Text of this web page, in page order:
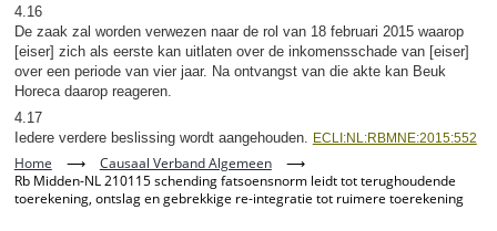
4.16
De zaak zal worden verwezen naar de rol van 18 februari 2015 waarop
[eiser] zich als eerste kan uitlaten over de inkomensschade van [eiser]
over een periode van vier jaar. Na ontvangst van die akte kan Beuk
Horeca daarop reageren.
4.17
Iedere verdere beslissing wordt aangehouden.
ECLI:NL:RBMNE:2015:552
Home ⟶ Causaal Verband Algemeen
⟶
Rb Midden-NL 210115 schending fatsoensnorm leidt tot terughoudende
toerekening, ontslag en gebrekkige re-integratie tot ruimere toerekening